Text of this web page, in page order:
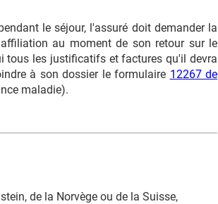
le séjour, l'assuré doit demander la
au moment de son retour sur le
tous les justificatifs et factures qu'il devra
à son dossier le formulaire 12267 de
maladie).
de la Norvège ou de la Suisse,